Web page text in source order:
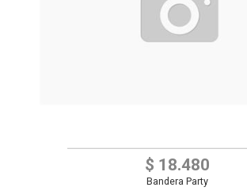
$ 18.480
Bandera Party